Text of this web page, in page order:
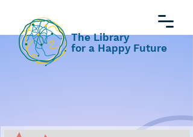
The Library
for a Happy Future